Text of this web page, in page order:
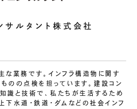
サルタント株式会社
な業務です。インフラ構造物に関す
のの点検を担っています。建設コン
識と技術で、私たちが生活するため
下水道・鉄道・ダムなどの社会インフ